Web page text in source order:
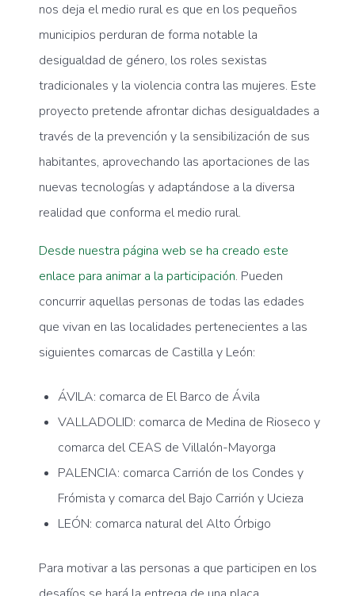
nos deja el medio rural es que en los pequeños
municipios perduran de forma notable la
desigualdad de género, los roles sexistas
tradicionales y la violencia contra las mujeres. Este
proyecto pretende afrontar dichas desigualdades a
través de la prevención y la sensibilización de sus
habitantes, aprovechando las aportaciones de las
nuevas tecnologías y adaptándose a la diversa
realidad que conforma el medio rural.
Desde nuestra página web se ha creado este
enlace para animar a la participación. Pueden
concurrir aquellas personas de todas las edades
que vivan en las localidades pertenecientes a las
siguientes comarcas de Castilla y León:
ÁVILA: comarca de El Barco de Ávila
VALLADOLID: comarca de Medina de Rioseco y
comarca del CEAS de Villalón-Mayorga
PALENCIA: comarca Carrión de los Condes y
Frómista y comarca del Bajo Carrión y Ucieza
LEÓN: comarca natural del Alto Órbigo
Para motivar a las personas a que participen en los